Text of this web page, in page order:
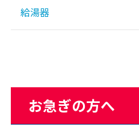
給湯器
お急ぎの方へ